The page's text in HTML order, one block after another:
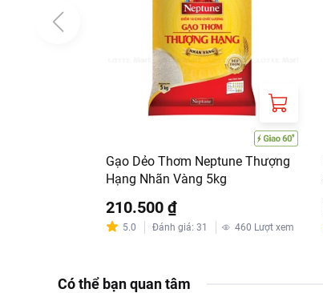
Gạo Dẻo Thơm Neptune Thượng
Hạng Nhãn Vàng 5kg
210.500 ₫
5.0 Đánh giá: 31 460 Lượt xem
Có thể bạn quan tâm